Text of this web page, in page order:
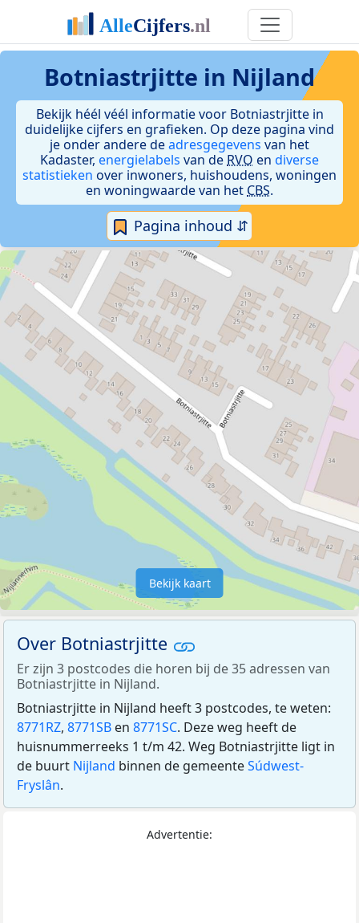
Botniastrjitte in Nijland
Bekijk héél véél informatie voor Botniastrjitte in
duidelijke cijfers en grafieken. Op deze pagina vind
je onder andere deadresgegevens van het
Kadaster, energielabels van de RVO en diverse
statistieken over inwoners, huishoudens, woningen
en woningwaarde van het CBS.
Pagina inhoud ⇵
Bekijk kaart
Over Botniastrjitte
Er zijn 3 postcodes die horen bij de 35 adressen van
Botniastrjitte in Nijland.
Botniastrjitte in Nijland heeft 3 postcodes, te weten:
8771RZ, 8771SB en 8771SC. Deze weg heeft de
huisnummerreeks 1 t/m 42. Weg Botniastrjitte ligt in
de buurt Nijland binnen de gemeenteSúdwest-
Fryslân.
Advertentie: